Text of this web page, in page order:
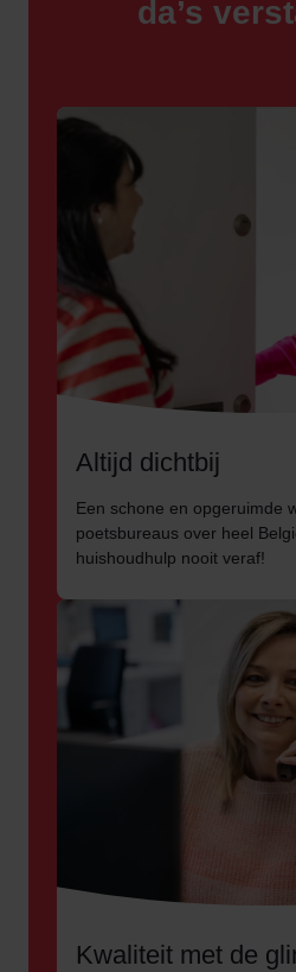
da’s
Altijd dichtbij
Een schone en opgeruimde
poetsbureaus over heel
huishoudhulp nooit veraf!
Kwaliteit met de